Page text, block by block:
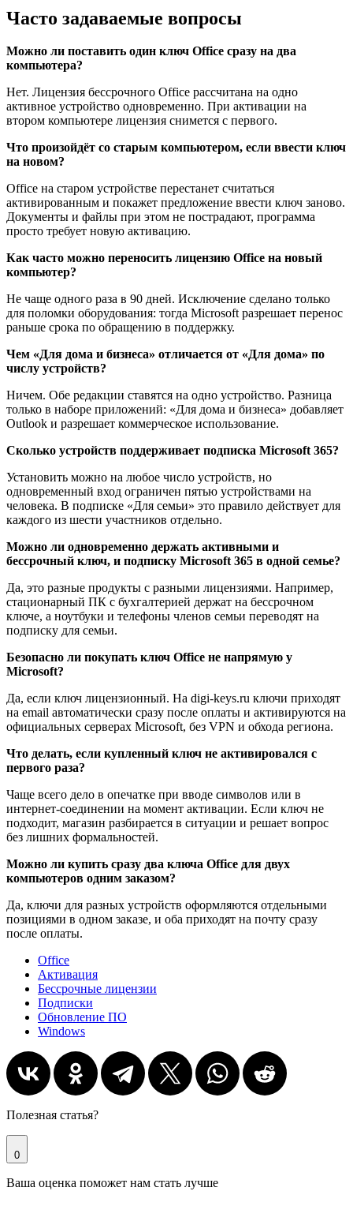
Часто задаваемые вопросы
Можно ли поставить один ключ Office сразу на два
компьютера?
Нет. Лицензия бессрочного Office рассчитана на одно
активное устройство одновременно. При активации на
втором компьютере лицензия снимется с первого.
Что произойдёт со старым компьютером, если ввести ключ
на новом?
Office на старом устройстве перестанет считаться
активированным и покажет предложение ввести ключ заново.
Документы и файлы при этом не пострадают, программа
просто требует новую активацию.
Как часто можно переносить лицензию Office на новый
компьютер?
Не чаще одного раза в 90 дней. Исключение сделано только
для поломки оборудования: тогда Microsoft разрешает перенос
раньше срока по обращению в поддержку.
Чем «Для дома и бизнеса» отличается от «Для дома» по
числу устройств?
Ничем. Обе редакции ставятся на одно устройство. Разница
только в наборе приложений: «Для дома и бизнеса» добавляет
Outlook и разрешает коммерческое использование.
Сколько устройств поддерживает подписка Microsoft 365?
Установить можно на любое число устройств, но
одновременный вход ограничен пятью устройствами на
человека. В подписке «Для семьи» это правило действует для
каждого из шести участников отдельно.
Можно ли одновременно держать активными и
бессрочный ключ, и подписку Microsoft 365 в одной семье?
Да, это разные продукты с разными лицензиями. Например,
стационарный ПК с бухгалтерией держат на бессрочном
ключе, а ноутбуки и телефоны членов семьи переводят на
подписку для семьи.
Безопасно ли покупать ключ Office не напрямую у
Microsoft?
Да, если ключ лицензионный. На digi-keys.ru ключи приходят
на email автоматически сразу после оплаты и активируются на
официальных серверах Microsoft, без VPN и обхода региона.
Что делать, если купленный ключ не активировался с
первого раза?
Чаще всего дело в опечатке при вводе символов или в
интернет-соединении на момент активации. Если ключ не
подходит, магазин разбирается в ситуации и решает вопрос
без лишних формальностей.
Можно ли купить сразу два ключа Office для двух
компьютеров одним заказом?
Да, ключи для разных устройств оформляются отдельными
позициями в одном заказе, и оба приходят на почту сразу
после оплаты.
Office
Активация
Бессрочные лицензии
Подписки
Обновление ПО
Windows
Полезная статья?
0
Ваша оценка поможет нам стать лучше